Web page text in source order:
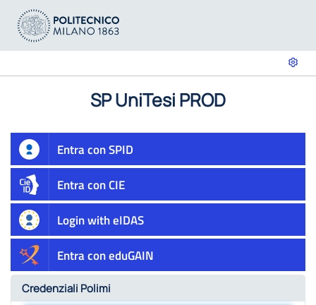
SP UniTesi PROD
Entra con SPID
Entra con CIE
Login with eIDAS
Entra con eduGAIN
Credenziali Polimi